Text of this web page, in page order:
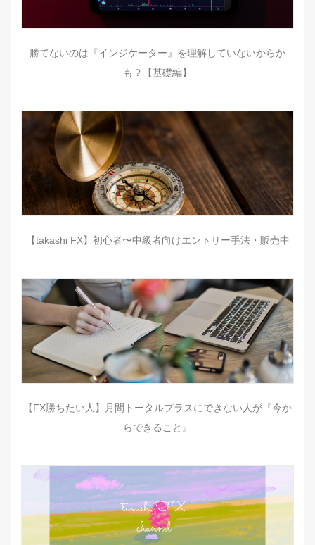
勝てないのは『インジケーター』を理解していないからか
も？【基礎編】
【takashi FX】初心者〜中級者向けエントリー手法・販売中
【FX勝ちたい人】月間トータルプラスにできない人が『今か
らできること』